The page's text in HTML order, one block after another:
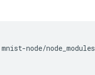
mnist-node/node_modules